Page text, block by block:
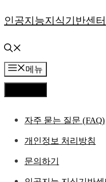
컨
츠
로
인공지능지식기반센터
메뉴
자주 묻는 질문 (FAQ)
개인정보 처리방침
문의하기